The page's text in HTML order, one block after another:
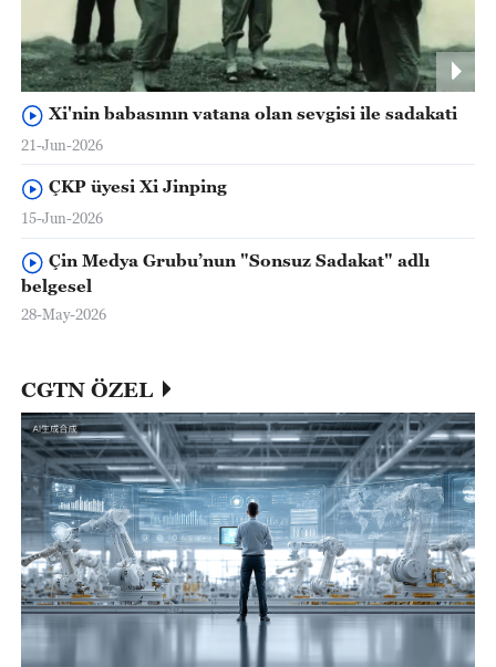
Xi'nin babasının vatana olan sevgisi ile sadakati
21-Jun-2026
ÇKP üyesi Xi Jinping
15-Jun-2026
Çin Medya Grubu’nun "Sonsuz Sadakat" adlı
belgesel
28-May-2026
CGTN ÖZEL